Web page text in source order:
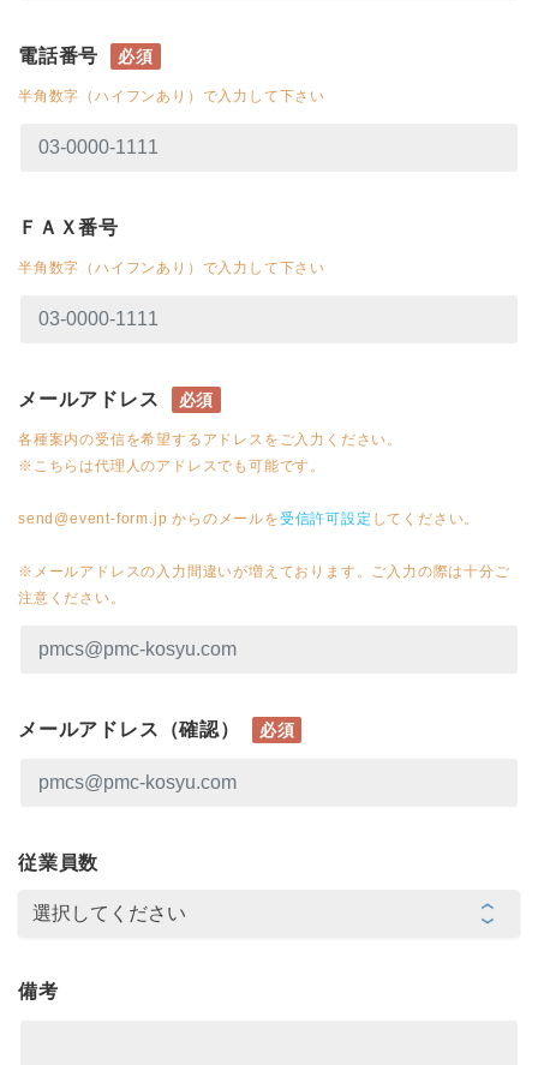
電話番号 必須
半角数字（ハイフンあり）で入力して下さい
ＦＡＸ番号
半角数字（ハイフンあり）で入力して下さい
メールアドレス 必須
各種案内の受信を希望するアドレスをご入力ください。
※こちらは代理人のアドレスでも可能です。
send@event-form.jp からのメールを受信許可設定 してください。
※メールアドレスの入力間違いが増えております。ご入力の際は十分ご
注意ください。
メールアドレス（確認） 必須
従業員数
備考